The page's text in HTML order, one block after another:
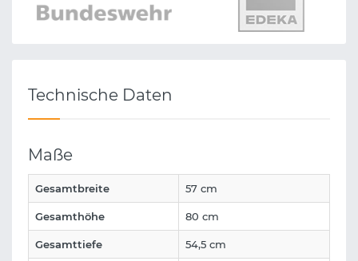
Technische Daten
Maße
Gesamtbreite 57 cm
Gesamthöhe 80 cm
Gesamttiefe 54,5 cm